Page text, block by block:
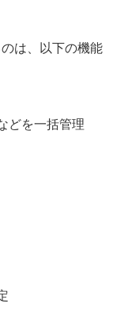
は、以下の機能
どを一括管理